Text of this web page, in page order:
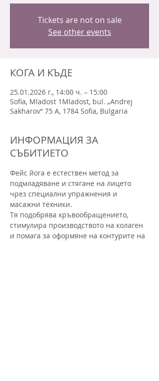
Tickets are not on sale
See other events
КОГА И КЪДЕ
25.01.2026 г., 14:00 ч. – 15:00
Sofia, Mladost 1Mladost, bul. „Andrej
Sakharov“ 75 A, 1784 Sofia, Bulgaria
ИНФОРМАЦИЯ ЗА
СЪБИТИЕТО
Фейс йога е естествен метод за
подмладяване и стягане на лицето
чрез специални упражнения и
масажни техники.
Тя подобрява кръвообращението,
стимулира производството на колаген
и помага за оформяне на контурите на